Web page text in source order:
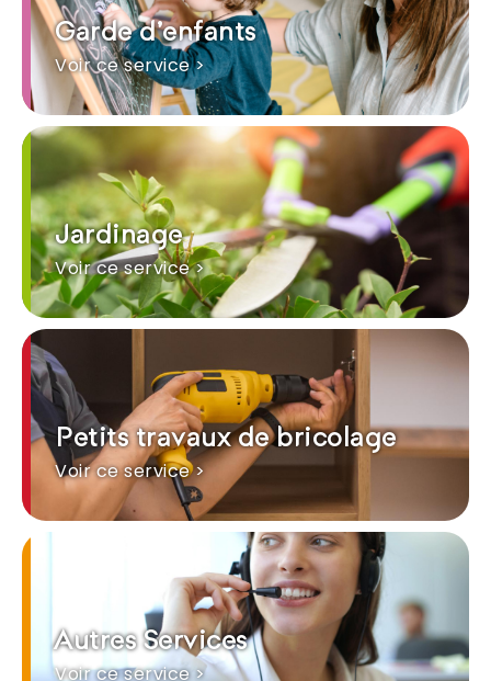
Garde d'enfants
Voir ce service >
Jardinage
Voir ce service >
Petits travaux de bricolage
Voir ce service >
Autres Services
Voir ce service >